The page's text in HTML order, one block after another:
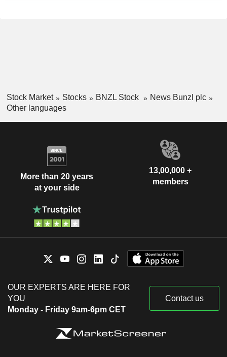
Stock Market Stocks BNZL Stock
News Bunzl plc
Other languages
More than 20 years
at your side
13,00,000 +
members
OUR EXPERTS ARE HERE FOR
YOU
Monday - Friday 9am-6pm CET
Contact us